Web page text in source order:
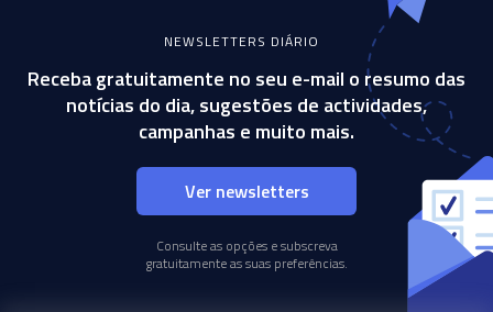
NEWSLETTERS DIÁRIO
Receba gratuitamente no seu e-mail o resumo das
notícias do dia, sugestões de actividades,
campanhas e muito mais.
Ver newsletters
Consulte as opções e subscreva
gratuitamente as suas preferências.